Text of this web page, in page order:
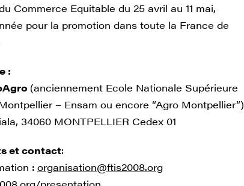
Commerce Equitable du 25 avril au 11 mai,
pour la promotion dans toute la France de
:
(anciennement Ecole Nationale Supérieure
– Ensam ou encore “Agro Montpellier”)
34060 MONTPELLIER Cedex 01
et contact:
: organisation@ftis2008.org